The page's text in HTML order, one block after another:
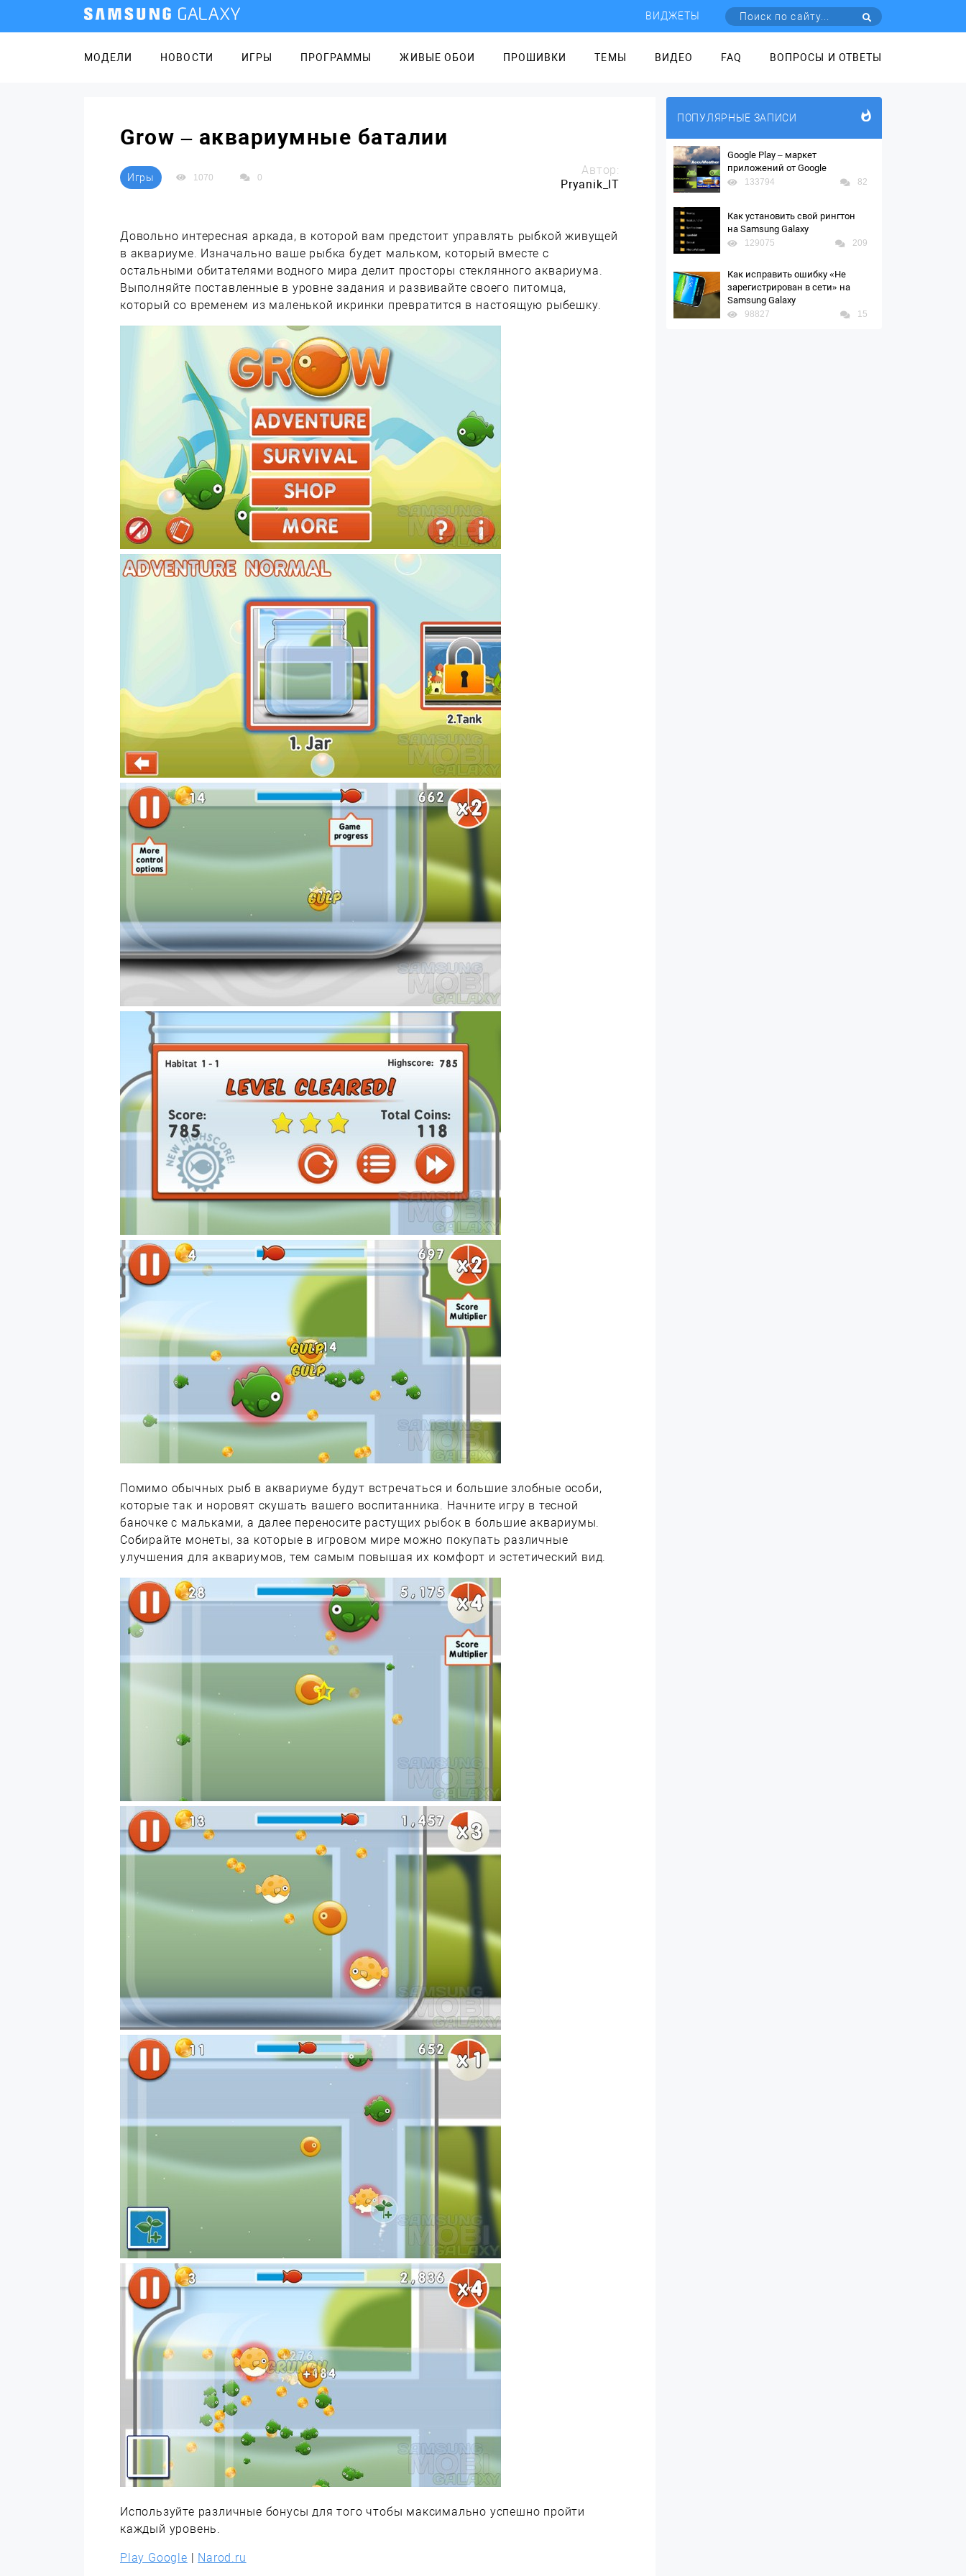
ВИДЖЕТЫ
МОДЕЛИ НОВОСТИ ИГРЫ ПРОГРАММЫ ЖИВЫЕ ОБОИ ПРОШИВКИ ТЕМЫ ВИДЕО FAQ ВОПРОСЫ И ОТВЕТЫ
Grow – аквариумные баталии
Игры 1070 0
Автор:
Pryanik_IT
Довольно интересная аркада, в которой вам предстоит управлять рыбкой живущей
в аквариуме. Изначально ваше рыбка будет мальком, который вместе с
остальными обитателями водного мира делит просторы стеклянного аквариума.
Выполняйте поставленные в уровне задания и развивайте своего питомца,
который со временем из маленькой икринки превратится в настоящую рыбешку.
Помимо обычных рыб в аквариуме будут встречаться и большие злобные особи,
которые так и норовят скушать вашего воспитанника. Начните игру в тесной
баночке с мальками, а далее переносите растущих рыбок в большие аквариумы.
Собирайте монеты, за которые в игровом мире можно покупать различные
улучшения для аквариумов, тем самым повышая их комфорт и эстетический вид.
Используйте различные бонусы для того чтобы максимально успешно пройти
каждый уровень.
Play Google | Narod.ru
ПОПУЛЯРНЫЕ ЗАПИСИ
Google Play – маркет
приложений от Google
133794 82
Как установить свой рингтон
на Samsung Galaxy
129075 209
Как исправить ошибку «Не
зарегистрирован в сети» на
Samsung Galaxy
98827 15